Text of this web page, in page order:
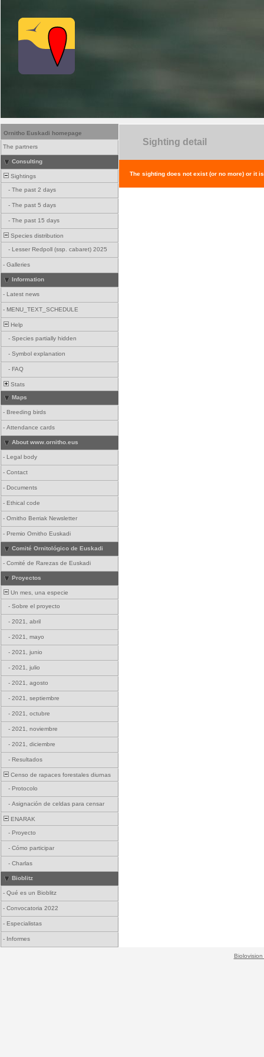
Ornitho Euskadi homepage
The partners
Consulting
Sightings
- The past 2 days
- The past 5 days
- The past 15 days
Species distribution
- Lesser Redpoll (ssp. cabaret) 2025
- Galleries
Information
- Latest news
- MENU_TEXT_SCHEDULE
Help
- Species partially hidden
- Symbol explanation
- FAQ
Stats
Maps
- Breeding birds
- Attendance cards
About www.ornitho.eus
- Legal body
- Contact
- Documents
- Ethical code
- Ornitho Berriak Newsletter
- Premio Ornitho Euskadi
Comité Ornitológico de Euskadi
- Comité de Rarezas de Euskadi
Proyectos
Un mes, una especie
- Sobre el proyecto
- 2021, abril
- 2021, mayo
- 2021, junio
- 2021, julio
- 2021, agosto
- 2021, septiembre
- 2021, octubre
- 2021, noviembre
- 2021, diciembre
- Resultados
Censo de rapaces forestales diurnas
- Protocolo
- Asignación de celdas para censar
ENARAK
- Proyecto
- Cómo participar
- Charlas
Bioblitz
- Qué es un Bioblitz
- Convocatoria 2022
- Especialistas
- Informes
Sighting detail
The sighting does not exist (or no more) or it
Biolovision